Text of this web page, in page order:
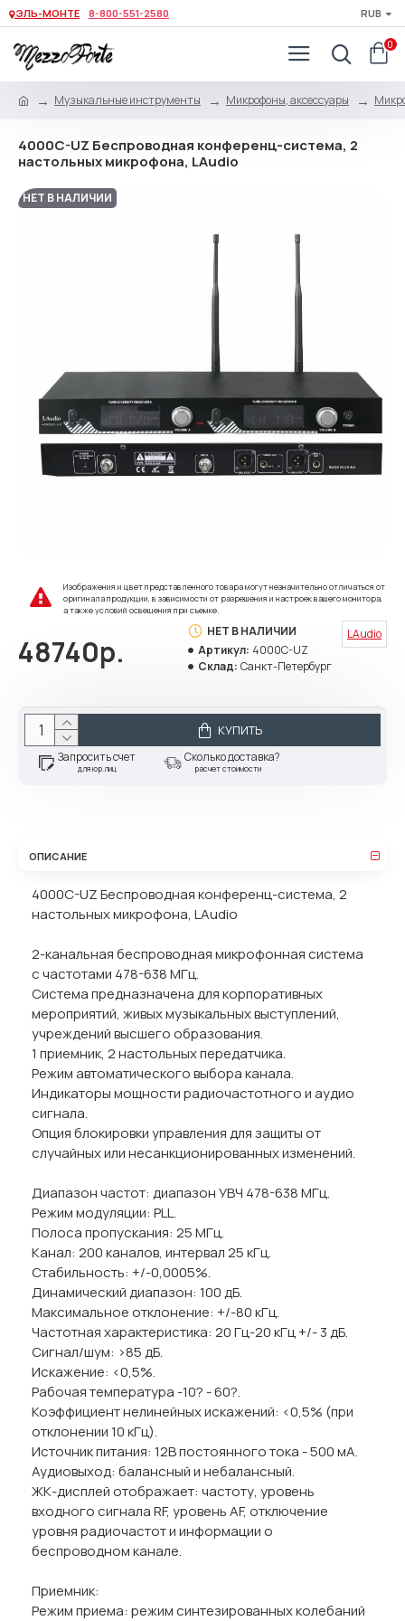
ЭЛЬ-МОНТЕ 8-800-551-2580 RUB
0
Музыкальные инструменты Микрофоны, аксессуары
4000C-UZ Беспроводная конференц-система, 2
настольных микрофона, LAudio
НЕТ В НАЛИЧИИ
Изображения и цвет представленного товара могут незначительно отличаться от
оригинала продукции, в зависимости от разрешения и настроек вашего монитора,
а также условий освещения при съемке.
48740р.
НЕТ В НАЛИЧИИ
Артикул: 4000C-UZ
Склад: Санкт-Петербург
LAudio
КУПИТЬ
Запросить счет
для юр.лиц
Сколько доставка?
расчет стоимости
ОПИСАНИЕ
4000C-UZ Беспроводная конференц-система, 2
настольных микрофона, LAudio
2-канальная беспроводная микрофонная система
с частотами 478-638 МГц.
Система предназначена для корпоративных
мероприятий, живых музыкальных выступлений,
учреждений высшего образования.
1 приемник, 2 настольных передатчика.
Режим автоматического выбора канала.
Индикаторы мощности радиочастотного и аудио
сигнала.
Опция блокировки управления для защиты от
случайных или несанкционированных изменений.
Диапазон частот: диапазон УВЧ 478-638 МГц.
Режим модуляции: PLL.
Полоса пропускания: 25 МГц.
Канал: 200 каналов, интервал 25 кГц.
Стабильность: +/-0,0005%.
Динамический диапазон: 100 дБ.
Максимальное отклонение: +/-80 кГц.
Частотная характеристика: 20 Гц-20 кГц +/- 3 дБ.
Сигнал/шум: >85 дБ.
Искажение: <0,5%.
Рабочая температура -10? - 60?.
Коэффициент нелинейных искажений: <0,5% (при
отклонении 10 кГц).
Источник питания: 12В постоянного тока - 500 мА.
Аудиовыход: балансный и небалансный.
ЖК-дисплей отображает: частоту, уровень
входного сигнала RF, уровень AF, отключение
уровня радиочастот и информации о
беспроводном канале.
Приемник:
Режим приема: режим синтезированных колебаний